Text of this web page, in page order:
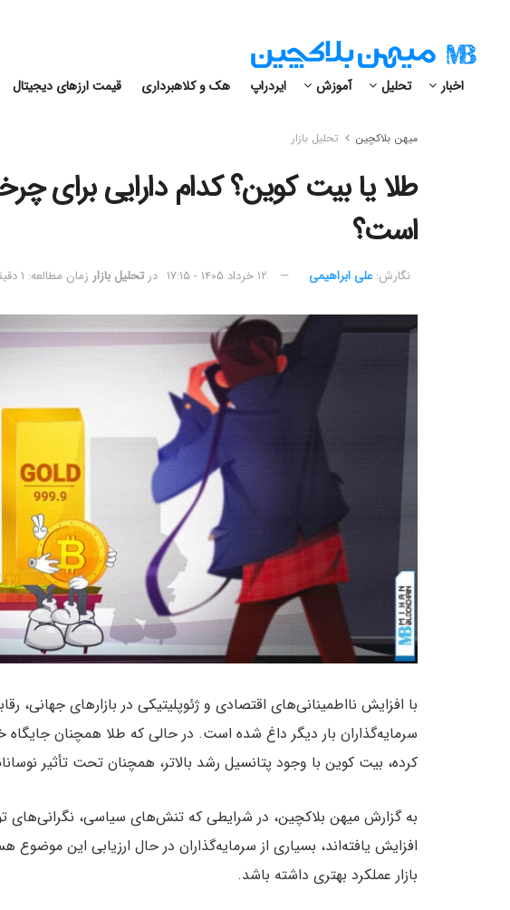
اخبار تحلیل آموزش ایردراپ هک و کلاهبرداری قیمت ارزهای دیجیتال
میهن بلاکچین تحلیل بازار
طلا یا بیت کوین؟ کدام دارایی برای
است؟
نگارش:‌ علی ابراهیمی ۱۲ خرداد ۱۴۰۵ - ۱۷:۱۵ در تحلیل بازار زمان مطالعه: ۱ دقیقه
با افزایش نااطمینانی‌های اقتصادی و ژئوپلیتیکی در بازارهای
سرمایه‌گذاران بار دیگر داغ شده است. در حالی که طلا همچنان
کرده، بیت کوین با وجود پتانسیل رشد بالاتر، همچنان تحت تأثیر
به گزارش میهن بلاکچین، در شرایطی که تنش‌های سیاسی، نگرانی‌های
افزایش یافته‌اند، بسیاری از سرمایه‌گذاران در حال ارزیابی این
بازار عملکرد بهتری داشته باشد.